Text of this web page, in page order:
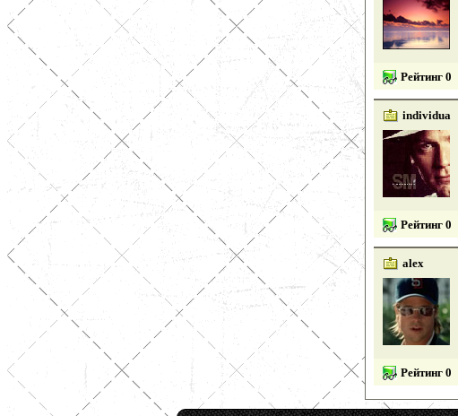
Рейтинг 0
individua
Рейтинг 0
alex
Рейтинг 0